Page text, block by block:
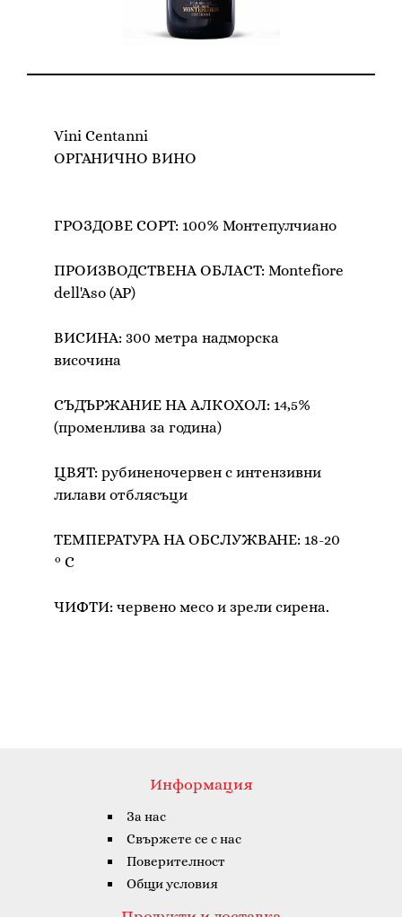
Vini Centanni
ОРГАНИЧНО ВИНО
ГРОЗДОВЕ СОРТ: 100% Монтепулчиано
ПРОИЗВОДСТВЕНА ОБЛАСТ: Montefiore
dell'Aso (AP)
ВИСИНА: 300 метра надморска
височина
СЪДЪРЖАНИЕ НА АЛКОХОЛ: 14,5%
(променлива за година)
ЦВЯТ: рубиненочервен с интензивни
лилави отблясъци
ТЕМПЕРАТУРА НА ОБСЛУЖВАНЕ: 18-20
° C
ЧИФТИ: червено месо и зрели сирена.
Информация
За нас
Свържете се с нас
Поверителност
Общи условия